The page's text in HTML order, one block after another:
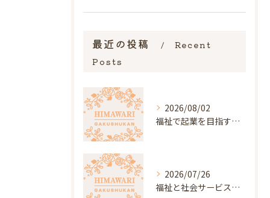
最近の投稿
Recent
Posts
2026/08/02
福祉で起業を目指す人へ鹿児島県いちき串木野市日置市の支援先や費用の現実を徹底解説
2026/07/26
福祉と社会サービスの違いと具体例をやさしく解説